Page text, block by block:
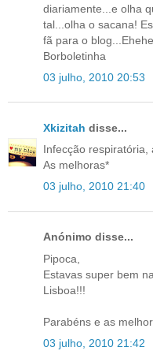
diariamente...e olha
tal...olha o sacana!
fã para o
Borboletinha
03 julho, 2010 20:53
Xkizitah disse...
Infecção respiratória,
As melhoras*
03 julho, 2010 21:40
Anónimo disse...
Pipoca,
Estavas super bem
Lisboa!!!
Parabéns e as
03 julho, 2010 21:42